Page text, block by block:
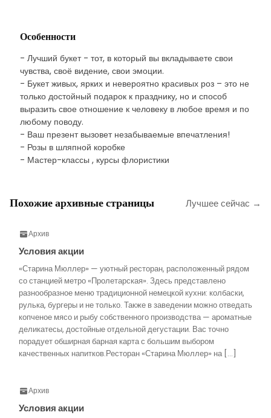
Особенности
- Лучший букет - тот, в который вы вкладываете свои
чувства, своё видение, свои эмоции.
- Букет живых, ярких и невероятно красивых роз – это не
только достойный подарок к празднику, но и способ
выразить свое отношение к человеку в любое время и по
любому поводу.
- Ваш презент вызовет незабываемые впечатления!
- Розы в шляпной коробке
- Мастер-классы , курсы флористики
Похожие архивные страницы Лучшее сейчас →
Архив
Условия акции
«Старина Мюллер» — уютный ресторан, расположенный рядом
со станцией метро «Пролетарская». Здесь представлено
разнообразное меню традиционной немецкой кухни: колбаски,
рулька, бургеры и не только. Также в заведении можно отведать
копченое мясо и рыбу собственного производства — ароматные
деликатесы, достойные отдельной дегустации. Вас точно
порадует обширная барная карта с большим выбором
качественных напитков.Ресторан «Старина Мюллер» на […]
Архив
Условия акции